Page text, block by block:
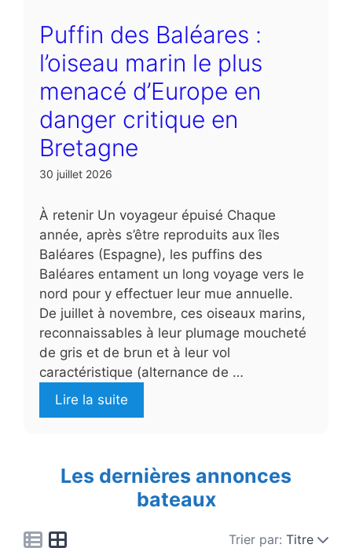
Puffin des Baléares :
l’oiseau marin le plus
menacé d’Europe en
danger critique en
Bretagne
30 juillet 2026
À retenir Un voyageur épuisé Chaque
année, après s’être reproduits aux îles
Baléares (Espagne), les puffins des
Baléares entament un long voyage vers le
nord pour y effectuer leur mue annuelle.
De juillet à novembre, ces oiseaux marins,
reconnaissables à leur plumage moucheté
de gris et de brun et à leur vol
caractéristique (alternance de …
Lire la suite
Les dernières annonces
bateaux
Trier par: Titre